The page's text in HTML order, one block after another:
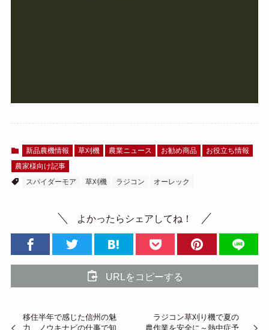
新品農機情報 草刈機 農業ニュース お勧め商品
お役立ち情報
農家様向け記事
スパイダーモア
草刈機 ラジコン オーレック
よかったらシェアしてね！
URLをコピーする
移住半年で感じた信州の魅
力 ノウキナビの仕事で知
ラジコン草刈り機で夏の
農作業を安全に～熱中症予